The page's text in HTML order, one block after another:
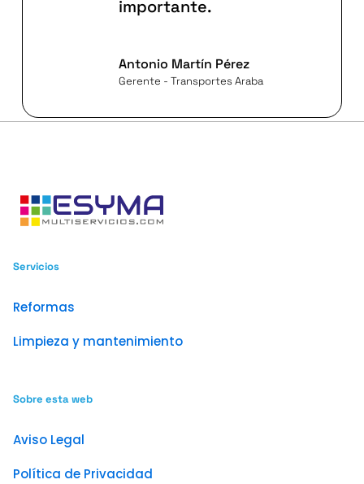
importante.
Antonio Martín Pérez
Gerente - Transportes Araba
Servicios
Reformas
Limpieza y mantenimiento
Sobre esta web
Aviso Legal
Política de Privacidad